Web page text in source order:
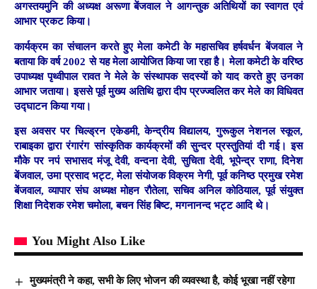
अगस्तयमुनि की अध्यक्ष अरूणा बेंजवाल ने आगन्तुक अतिथियों का स्वागत एवं
आभार प्रकट किया।
कार्यक्रम का संचालन करते हुए मेला कमेटी के महासचिव हर्षवर्धन बेंजवाल ने
बताया कि वर्ष 2002 से यह मेला आयोजित किया जा रहा है। मेला कमेटी के वरिष्ठ
उपाध्यक्ष पृथ्वीपाल रावत ने मेले के संस्थापक सदस्यों को याद करते हुए उनका
आभार जताया। इससे पूर्व मुख्य अतिथि द्वारा दीप प्रज्ज्वलित कर मेले का विधिवत
उद्घाटन किया गया।
इस अवसर पर चिल्ड्रन एकेडमी, केन्द्रीय विद्यालय, गुरूकुल नेशनल स्कूल,
राबाइका द्वारा रंगारंग सांस्कृतिक कार्यक्रमों की सुन्दर प्रस्तुतियां दी गई। इस
मौके पर नपं सभासद मंजू देवी, वन्दना देवी, सुचिता देवी, भूपेन्द्र राणा, दिनेश
बेंजवाल, उमा प्रसाद भट्ट, मेला संयोजक विक्रम नेगी, पूर्व कनिष्ठ प्रमुख रमेश
बेंजवाल, व्यापार संघ अध्यक्ष मोहन रौतेला, सचिव अनिल कोठियाल, पूर्व संयुक्त
शिक्षा निदेशक रमेश चमोला, बचन सिंह बिष्ट, मगनानन्द भट्ट आदि थे।
You Might Also Like
मुख्यमंत्री ने कहा, सभी के लिए भोजन की व्यवस्था है, कोई भूखा नहीं रहेगा